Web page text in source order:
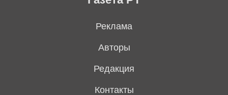
Реклама
Авторы
Редакция
Контакты